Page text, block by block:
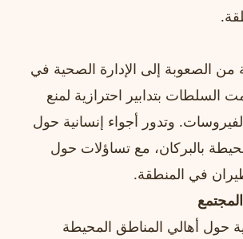
من الصعوبة إلى الإدارة الصحية في
السلطات بتدابير احترازية لمنع
وتدور أجواء إنسانية حول
بالبركان، مع تساؤلات حول
في المنطقة.
حول أهالي المناطق المحيطة